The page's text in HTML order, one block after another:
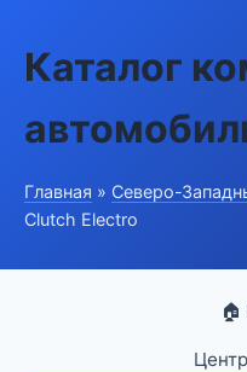
Каталог
Главная » Северо-
Clutch Electro
🏠